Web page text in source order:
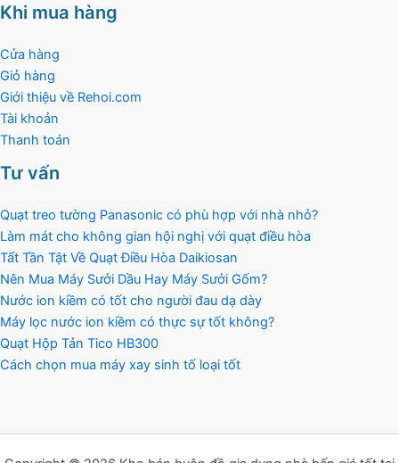
Khi mua hàng
Cửa hàng
Giỏ hàng
Giới thiệu về Rehoi.com
Tài khoản
Thanh toán
Tư vấn
Quạt treo tường Panasonic có phù hợp với nhà nhỏ?
Làm mát cho không gian hội nghị với quạt điều hòa
Tất Tần Tật Về Quạt Điều Hòa Daikiosan
Nên Mua Máy Sưởi Dầu Hay Máy Sưởi Gốm?
Nước ion kiềm có tốt cho người đau dạ dày
Máy lọc nước ion kiềm có thực sự tốt không?
Quạt Hộp Tản Tico HB300
Cách chọn mua máy xay sinh tố loại tốt